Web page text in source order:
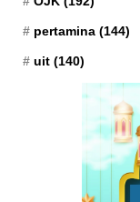
pertamina (144)
uit (140)